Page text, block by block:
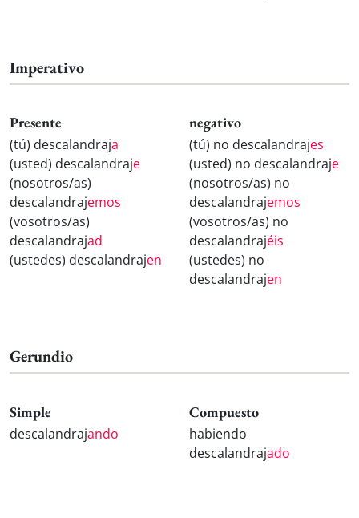
Imperativo
Presente
(tú) descalandraja
(usted) descalandraje
(nosotros/as)
descalandrajemos
(vosotros/as)
descalandrajad
(ustedes) descalandrajen
negativo
(tú) no descalandrajes
(usted) no descalandraje
(nosotros/as) no
descalandrajemos
(vosotros/as) no
descalandrajéis
(ustedes) no
descalandrajen
Gerundio
Simple
descalandrajando
Compuesto
habiendo
descalandrajado